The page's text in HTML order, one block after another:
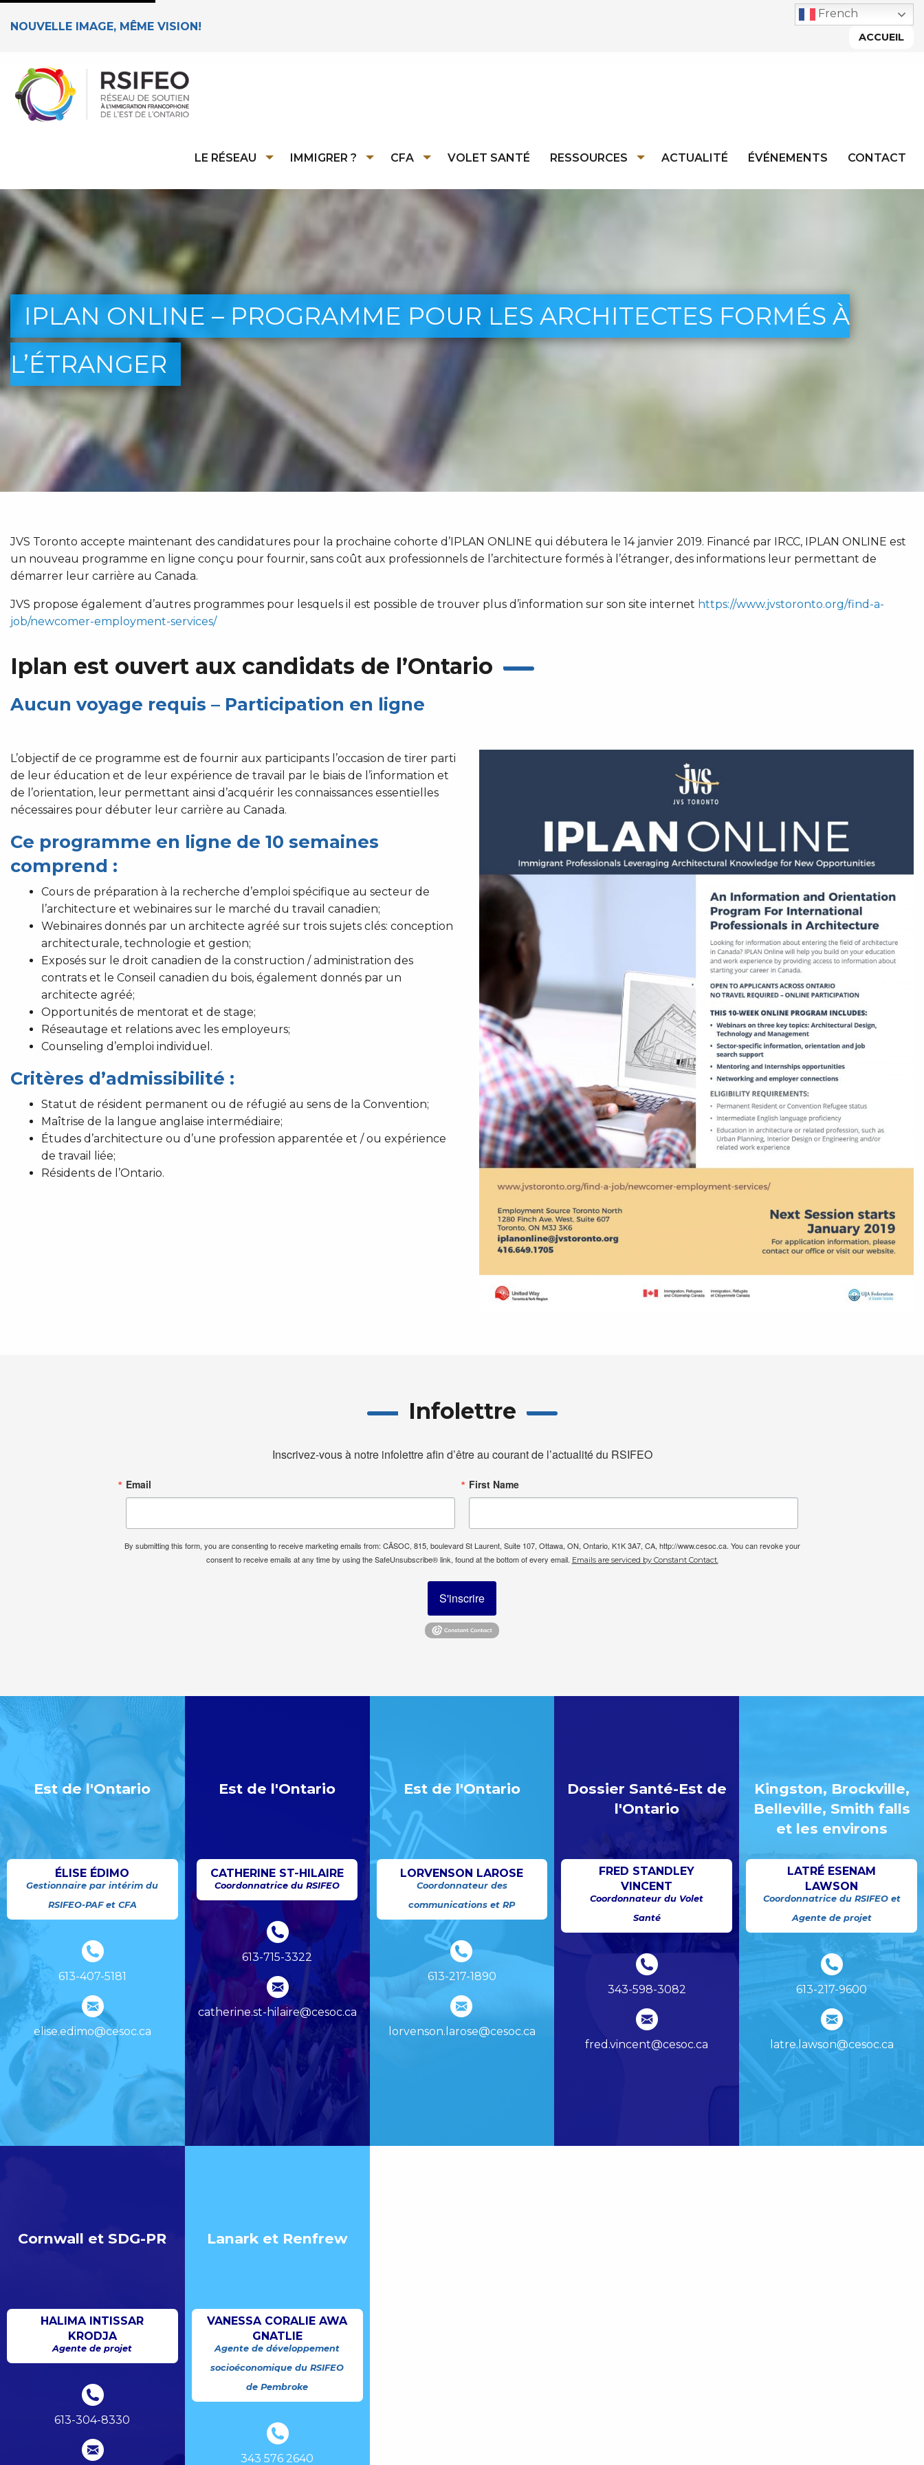
NOUVELLE IMAGE, MÊME VISION!
French
ACCUEIL
LE RÉSEAU IMMIGRER ? CFA VOLET SANTÉ RESSOURCES ACTUALITÉ ÉVÉNEMENTS CONTACT
IPLAN ONLINE – PROGRAMME POUR LES ARCHITECTES FORMÉS À
L’ÉTRANGER
JVS Toronto accepte maintenant des candidatures pour la prochaine cohorte d’IPLAN ONLINE qui débutera le 14 janvier 2019. Financé par IRCC, IPLAN ONLINE est
un nouveau programme en ligne conçu pour fournir, sans coût aux professionnels de l’architecture formés à l’étranger, des informations leur permettant de
démarrer leur carrière au Canada.
JVS propose également d’autres programmes pour lesquels il est possible de trouver plus d’information sur son site internet https://www.jvstoronto.org/find-a-
job/newcomer-employment-services/
Iplan est ouvert aux candidats de l’Ontario
Aucun voyage requis – Participation en ligne
L’objectif de ce programme est de fournir aux participants l’occasion de tirer parti
de leur éducation et de leur expérience de travail par le biais de l’information et
de l’orientation, leur permettant ainsi d’acquérir les connaissances essentielles
nécessaires pour débuter leur carrière au Canada.
Ce programme en ligne de 10 semaines
comprend :
Cours de préparation à la recherche d’emploi spécifique au secteur de
l’architecture et webinaires sur le marché du travail canadien;
Webinaires donnés par un architecte agréé sur trois sujets clés: conception
architecturale, technologie et gestion;
Exposés sur le droit canadien de la construction / administration des
contrats et le Conseil canadien du bois, également donnés par un
architecte agréé;
Opportunités de mentorat et de stage;
Réseautage et relations avec les employeurs;
Counseling d’emploi individuel.
Critères d’admissibilité :
Statut de résident permanent ou de réfugié au sens de la Convention;
Maîtrise de la langue anglaise intermédiaire;
Études d’architecture ou d’une profession apparentée et / ou expérience
de travail liée;
Résidents de l’Ontario.
Infolettre
Inscrivez-vous à notre infolettre afin d’être au courant de l’actualité du RSIFEO
Email First Name
By submitting this form, you are consenting to receive marketing emails from: CÃSOC, 815, boulevard St Laurent, Suite 107, Ottawa, ON, Ontario, K1K 3A7, CA, http://www.cesoc.ca. You can revoke your
consent to receive emails at any time by using the SafeUnsubscribe® link, found at the bottom of every email. Emails are serviced by Constant Contact.
S'inscrire
Est de l'Ontario
ÉLISE ÉDIMO
Gestionnaire par intérim du
RSIFEO-PAF et CFA
613-407-5181
elise.edimo@cesoc.ca
Est de l'Ontario
CATHERINE ST-HILAIRE
Coordonnatrice du RSIFEO
613-715-3322
catherine.st-hilaire@cesoc.ca
Est de l'Ontario
LORVENSON LAROSE
Coordonnateur des
communications et RP
613-217-1890
lorvenson.larose@cesoc.ca
Dossier Santé-Est de
l'Ontario
FRED STANDLEY
VINCENT
Coordonnateur du Volet
Santé
343-598-3082
fred.vincent@cesoc.ca
Kingston, Brockville,
Belleville, Smith falls
et les environs
LATRÉ ESENAM
LAWSON
Coordonnatrice du RSIFEO et
Agente de projet
613-217-9600
latre.lawson@cesoc.ca
Cornwall et SDG-PR
HALIMA INTISSAR
KRODJA
Agente de projet
613-304-8330
Lanark et Renfrew
VANESSA CORALIE AWA
GNATLIE
Agente de développement
socioéconomique du RSIFEO
de Pembroke
343 576 2640